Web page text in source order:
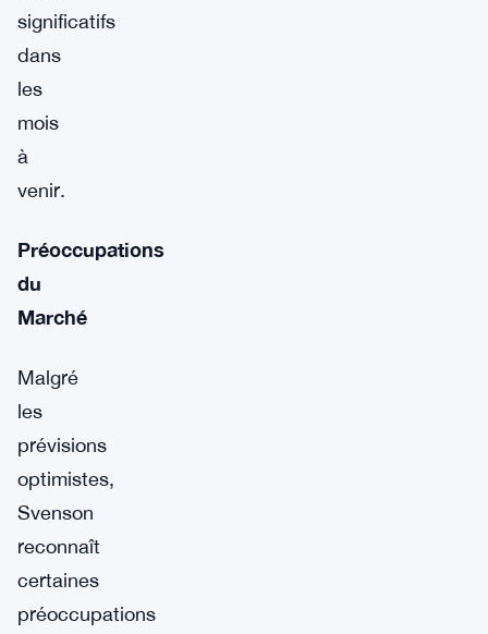
significatifs
dans
les
mois
à
venir.
Préoccupations
du
Marché
Malgré
les
prévisions
optimistes,
Svenson
reconnaît
certaines
préoccupations